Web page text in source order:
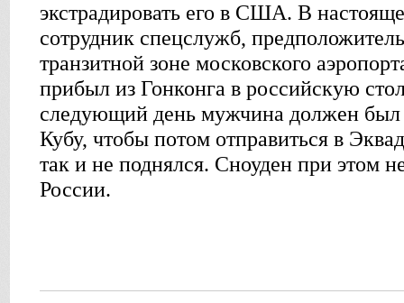
экстрадировать его в США. В
сотрудник спецслужб,
транзитной зоне московского
прибыл из Гонконга в российскую
следующий день мужчина должен был
Кубу, чтобы потом отправиться в
так и не поднялся. Сноуден при этом
России.